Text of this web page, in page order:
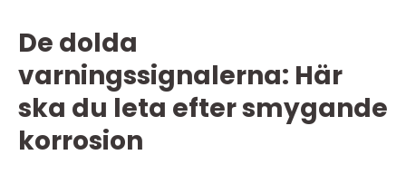
De dolda
varningssignalerna: Här
ska du leta efter smygande
korrosion